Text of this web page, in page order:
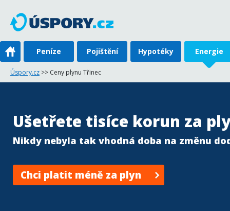
Peníze Pojištění Hypotéky Energie
Úspory.cz >> Ceny plynu Třinec
Ušetřete tisíce korun za
Nikdy nebyla tak vhodná doba na změnu
Chci platit méně za plyn